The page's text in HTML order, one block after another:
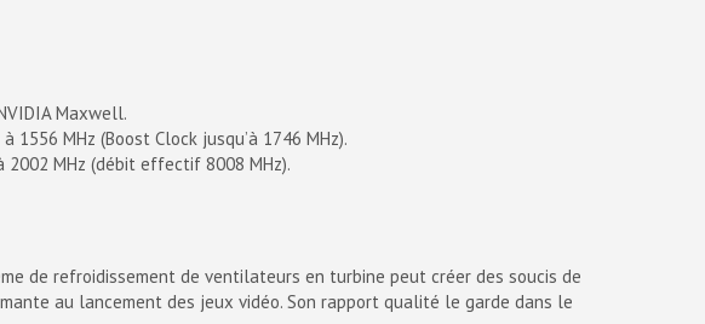
Maxwell.
MHz (Boost Clock jusqu’à 1746 MHz).
MHz (débit effectif 8008 MHz).
de refroidissement de ventilateurs en turbine peut créer des soucis de
au lancement des jeux vidéo. Son rapport qualité le garde dans le